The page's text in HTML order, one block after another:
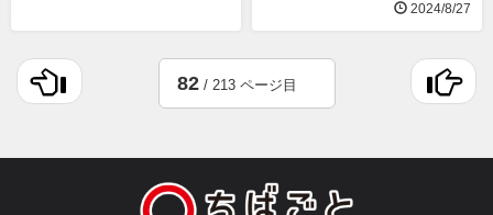
2024/8/27
82/ 213 ページ目